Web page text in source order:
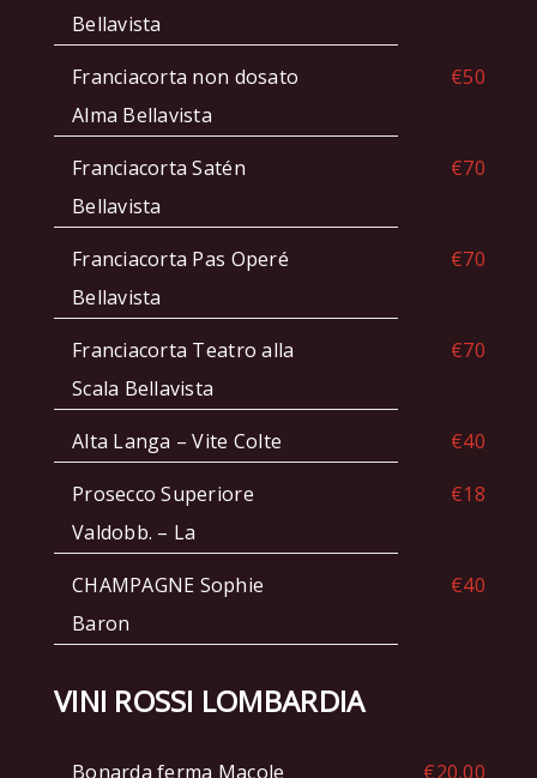
Bellavista
Franciacorta non dosato
Alma Bellavista
€50
Franciacorta Satén
Bellavista
€70
Franciacorta Pas Operé
Bellavista
€70
Franciacorta Teatro alla
Scala Bellavista
€70
Alta Langa – Vite Colte
€40
Prosecco Superiore
Valdobb. – La
€18
CHAMPAGNE Sophie
Baron
€40
VINI ROSSI LOMBARDIA
Bonarda ferma Macole
€20,00